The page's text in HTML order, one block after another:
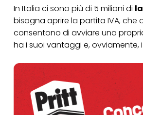
In Italia ci sono più di 5 milioni di
bisogna aprire la partita IVA, che
consentono di avviare una
ha i suoi vantaggi e, ovviamente,